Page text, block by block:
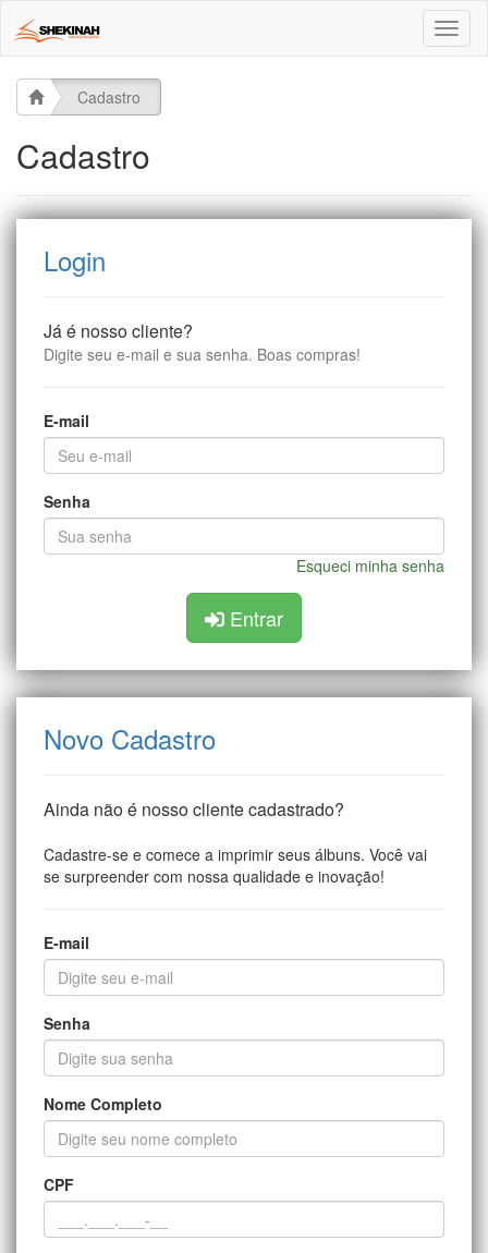
Cadastro
Cadastro
Login
Já é nosso cliente?
Digite seu e-mail e sua senha. Boas compras!
E-mail
Senha
Esqueci minha senha
Entrar
Novo Cadastro
Ainda não é nosso cliente cadastrado?
Cadastre-se e comece a imprimir seus álbuns. Você vai
se surpreender com nossa qualidade e inovação!
E-mail
Senha
Nome Completo
CPF